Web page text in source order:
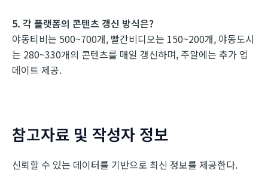
5. 각 플랫폼의 콘텐츠 갱신 방식은?
야동티비는 500~700개, 빨간비디오는 150~200개, 야동도시
는 280~330개의 콘텐츠를 매일 갱신하며, 주말에는 추가 업
데이트 제공.
참고자료 및 작성자 정보
신뢰할 수 있는 데이터를 기반으로 최신 정보를 제공한다.